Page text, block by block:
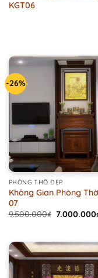
KGT06
-26%
PHÒNG THỜ ĐẸP
Không Gian Phòng
07
9.500.000₫ Original
7.000.000